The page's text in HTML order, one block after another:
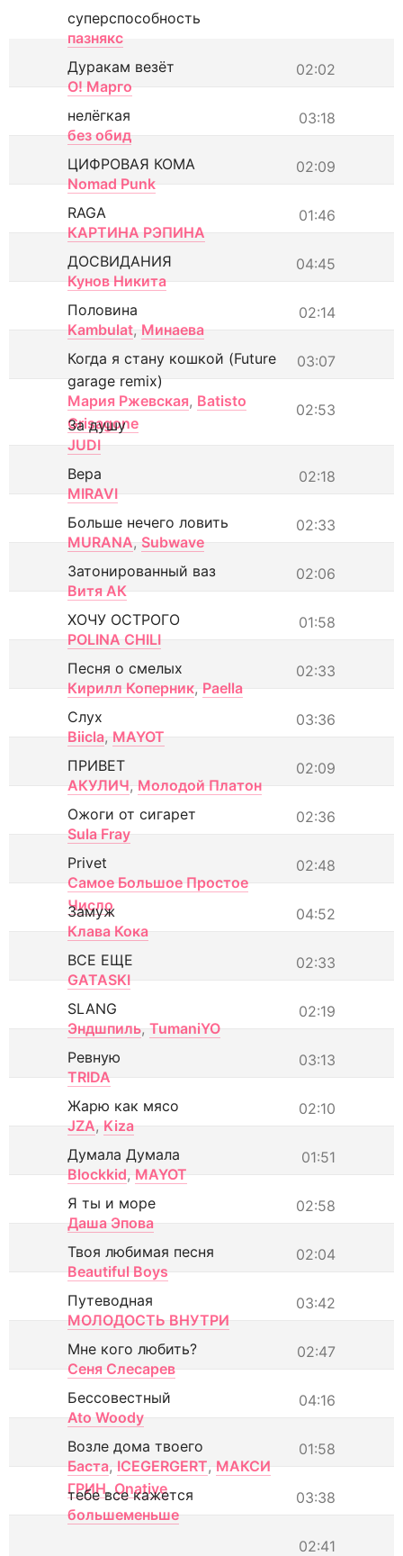
суперспособность
пазнякс
02:02
Дуракам везёт
О! Марго
03:18
нелёгкая
без обид
02:09
ЦИФРОВАЯ КОМА
Nomad Punk
01:46
RAGA
КАРТИНА РЭПИНА
04:45
ДОСВИДАНИЯ
Кунов Никита
02:14
Половина
Kambulat, Минаева
03:07
Когда я стану кошкой (Future
garage remix)
Мария Ржевская, Batisto
Grisagone
02:53
За душу
JUDI
02:18
Вера
MIRAVI
02:33
Больше нечего ловить
MURANA, Subwave
02:06
Затонированный ваз
Витя АК
01:58
ХОЧУ ОСТРОГО
POLINA CHILI
02:33
Песня о смелых
Кирилл Коперник, Paella
03:36
Слух
Biicla, MAYOT
02:09
ПРИВЕТ
АКУЛИЧ, Молодой Платон
02:36
Ожоги от сигарет
Sula Fray
02:48
Privet
Самое Большое Простое
Число
04:52
Замуж
Клава Кока
02:33
ВСЕ ЕЩЕ
GATASKI
02:19
SLANG
Эндшпиль, TumaniYO
03:13
Ревную
TRIDA
02:10
Жарю как мясо
JZA, Kiza
01:51
Думала Думала
Blockkid, MAYOT
02:58
Я ты и море
Даша Эпова
02:04
Твоя любимая песня
Beautiful Boys
03:42
Путеводная
МОЛОДОСТЬ ВНУТРИ
02:47
Мне кого любить?
Сеня Слесарев
04:16
Бессовестный
Ato Woody
01:58
Возле дома твоего
Баста, ICEGERGERT, МАКСИ
ГРИН, Onative 03:38
тебе все кажется
большеменьше
02:41